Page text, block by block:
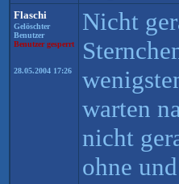
Flaschi
Gelöschter
Benutzer
Benutzer gesperrt
28.05.2004 17:26
Nicht
warten
nicht
ohne